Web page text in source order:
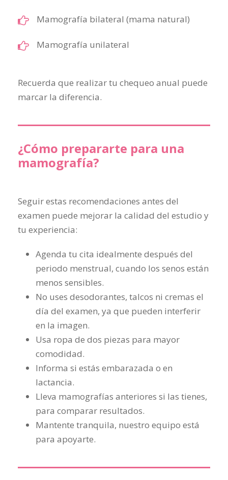
Mamografía bilateral (mama natural)
Mamografía unilateral
Recuerda que realizar tu chequeo anual puede
marcar la diferencia.
¿Cómo prepararte para una
mamografía?
Seguir estas recomendaciones antes del
examen puede mejorar la calidad del estudio y
tu experiencia:
Agenda tu cita idealmente después del
periodo menstrual, cuando los senos están
menos sensibles.
No uses desodorantes, talcos ni cremas el
día del examen, ya que pueden interferir
en la imagen.
Usa ropa de dos piezas para mayor
comodidad.
Informa si estás embarazada o en
lactancia.
Lleva mamografías anteriores si las tienes,
para comparar resultados.
Mantente tranquila, nuestro equipo está
para apoyarte.